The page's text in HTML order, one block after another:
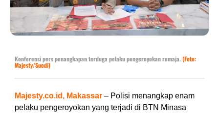
Konferensi pers penangkapan terduga pelaku pengeroyokan remaja.(Foto:
Majesty/Suedi)
Majesty.co.id, Makassar – Polisi menangkap enam
pelaku pengeroyokan yang terjadi di BTN Minasa